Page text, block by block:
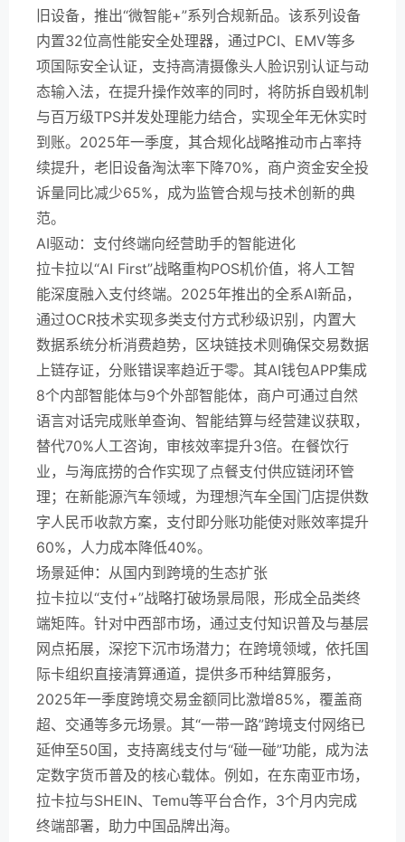
旧设备，推出“微智能+”系列合规新品。该系列设备
内置32位高性能安全处理器，通过PCI、EMV等多
项国际安全认证，支持高清摄像头人脸识别认证与动
态输入法，在提升操作效率的同时，将防拆自毁机制
与百万级TPS并发处理能力结合，实现全年无休实时
到账。2025年一季度，其合规化战略推动市占率持
续提升，老旧设备淘汰率下降70%，商户资金安全投
诉量同比减少65%，成为监管合规与技术创新的典
范。
AI驱动：支付终端向经营助手的智能进化
拉卡拉以“AI First”战略重构POS机价值，将人工智
能深度融入支付终端。2025年推出的全系AI新品，
通过OCR技术实现多类支付方式秒级识别，内置大
数据系统分析消费趋势，区块链技术则确保交易数据
上链存证，分账错误率趋近于零。其AI钱包APP集成
8个内部智能体与9个外部智能体，商户可通过自然
语言对话完成账单查询、智能结算与经营建议获取，
替代70%人工咨询，审核效率提升3倍。在餐饮行
业，与海底捞的合作实现了点餐支付供应链闭环管
理；在新能源汽车领域，为理想汽车全国门店提供数
字人民币收款方案，支付即分账功能使对账效率提升
60%，人力成本降低40%。
场景延伸：从国内到跨境的生态扩张
拉卡拉以“支付+”战略打破场景局限，形成全品类终
端矩阵。针对中西部市场，通过支付知识普及与基层
网点拓展，深挖下沉市场潜力；在跨境领域，依托国
际卡组织直接清算通道，提供多币种结算服务，
2025年一季度跨境交易金额同比激增85%，覆盖商
超、交通等多元场景。其“一带一路”跨境支付网络已
延伸至50国，支持离线支付与“碰一碰”功能，成为法
定数字货币普及的核心载体。例如，在东南亚市场，
拉卡拉与SHEIN、Temu等平台合作，3个月内完成
终端部署，助力中国品牌出海。